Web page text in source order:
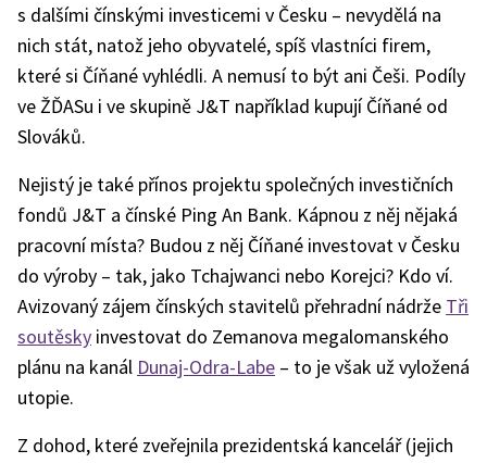
s dalšími čínskými investicemi v Česku – nevydělá na
nich stát, natož jeho obyvatelé, spíš vlastníci firem,
které si Číňané vyhlédli. A nemusí to být ani Češi. Podíly
ve ŽĎASu i ve skupině J&T například kupují Číňané od
Slováků.
Nejistý je také přínos projektu společných investičních
fondů J&T a čínské Ping An Bank. Kápnou z něj nějaká
pracovní místa? Budou z něj Číňané investovat v Česku
do výroby – tak, jako Tchajwanci nebo Korejci? Kdo ví.
Avizovaný zájem čínských stavitelů přehradní nádrže Tři
soutěsky investovat do Zemanova megalomanského
plánu na kanál Dunaj-Odra-Labe – to je však už vyložená
utopie.
Z dohod, které zveřejnila prezidentská kancelář (jejich